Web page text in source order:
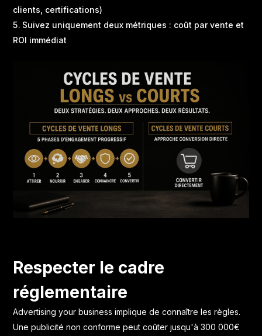
clients, certifications)
Suivez uniquement deux métriques : coût par vente et
ROI immédiat
Respecter le cadre
réglementaire
Advertising your business implique de connaître les règles.
Une publicité non conforme peut coûter jusqu'à 300 000€